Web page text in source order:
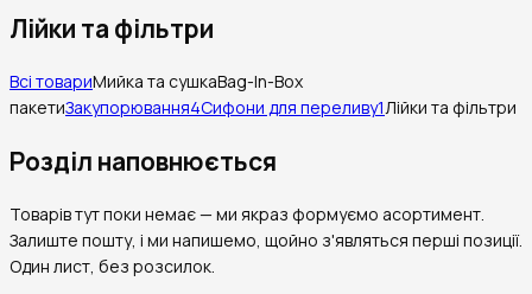
Лійки та фільтри
Всі товариМийка та сушкаBag-In-Box
пакетиЗакупорювання4Сифони для переливу1Лійки та фільтри
Розділ наповнюється
Товарів тут поки немає — ми якраз формуємо асортимент.
Залиште пошту, і ми напишемо, щойно з'являться перші позиції.
Один лист, без розсилок.